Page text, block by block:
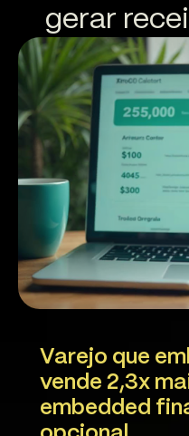
gerar
Varejo que
vende 2,3x
embedded